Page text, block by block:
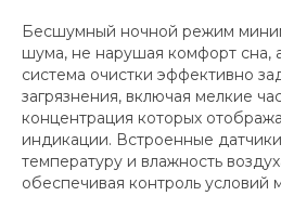
Бесшумный ночной режим
шума, не нарушая комфорт сна,
система очистки эффективно
загрязнения, включая мелкие
концентрация которых
индикации. Встроенные
температуру и влажность
обеспечивая контроль условий